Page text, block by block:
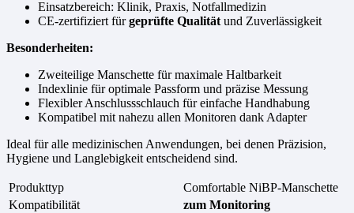
Einsatzbereich: Klinik, Praxis, Notfallmedizin
CE-zertifiziert fürgeprüfte Qualität und Zuverlässigkeit
Besonderheiten:
Zweiteilige Manschette für maximale Haltbarkeit
Indexlinie für optimale Passform und präzise Messung
Flexibler Anschlussschlauch für einfache Handhabung
Kompatibel mit nahezu allen Monitoren dank Adapter
Ideal für alle medizinischen Anwendungen, bei denen Präzision,
Hygiene und Langlebigkeit entscheidend sind.
Produkttyp
Comfortable NiBP-Manschette
Kompatibilität
zum Monitoring